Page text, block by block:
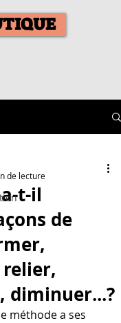
t-il
de
diminuer...?
de lecture
méthode a ses